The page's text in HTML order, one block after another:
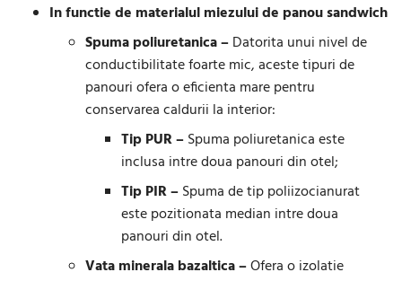
In functie de materialul miezului de panou sandwich
Spuma poliuretanica –Datorita unui nivel de
conductibilitate foarte mic, aceste tipuri de
panouri ofera o eficienta mare pentru
conservarea caldurii la interior:
Tip PUR –Spuma poliuretanica este
inclusa intre doua panouri din otel;
Tip PIR –Spuma de tip poliizocianurat
este pozitionata median intre doua
panouri din otel.
Vata minerala bazaltica –Ofera o izolatie